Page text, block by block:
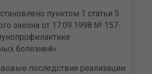
пунктом 1 статьи 5
закона от 17.09.1998 № 157-
болезней».
последствия реализации